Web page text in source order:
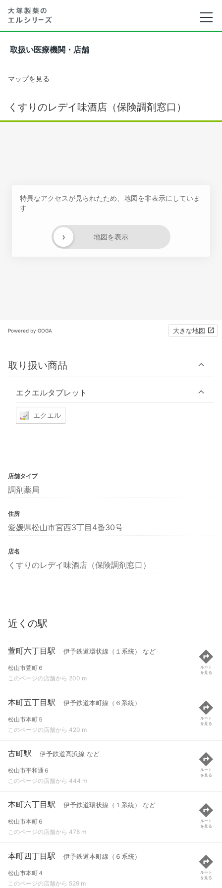
取扱い医療機関・店舗
マップを見る
くすりのレデイ味酒店（保険調剤窓口）
特異なアクセスが見られたため、地図を非表示にしていま
す
地図を表示
›
Powered by GOGA 大きな地図
取り扱い商品
エクエルタブレット
エクエル
店舗タイプ
調剤薬局
住所
愛媛県松山市宮西3丁目4番30号
店名
くすりのレデイ味酒店（保険調剤窓口）
近くの駅
萱町六丁目駅 伊予鉄道環状線（１系統） など
松山市萱町６
このページの店舗から 200 m
ルート
を見る
本町五丁目駅 伊予鉄道本町線（６系統）
松山市本町５
このページの店舗から 420 m
ルート
を見る
古町駅 伊予鉄道高浜線 など
松山市平和通６
このページの店舗から 444 m
ルート
を見る
本町六丁目駅 伊予鉄道環状線（１系統） など
松山市本町６
このページの店舗から 478 m
ルート
を見る
本町四丁目駅 伊予鉄道本町線（６系統）
松山市本町４
このページの店舗から 529 m
ルート
を見る